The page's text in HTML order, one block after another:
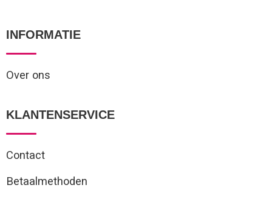
INFORMATIE
Over ons
KLANTENSERVICE
Contact
Betaalmethoden